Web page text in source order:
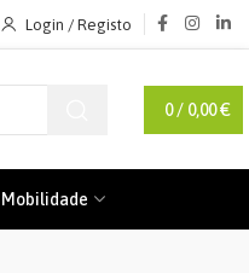
Login / Registo
0/ 0,00€
Mobilidade